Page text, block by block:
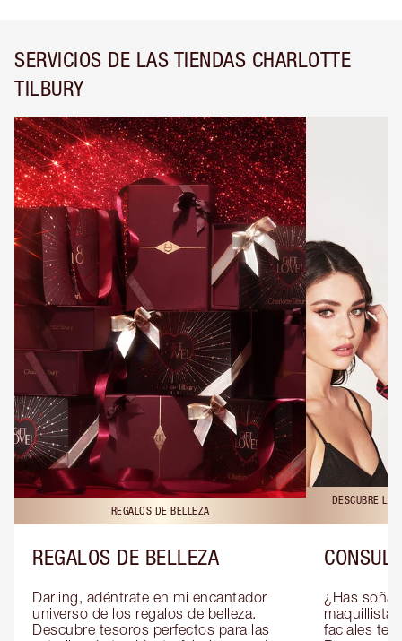
SERVICIOS DE LAS TIENDAS CHARLOTTE
TILBURY
REGALOS DE BELLEZA
REGALOS DE BELLEZA
Darling, adéntrate en mi encantador
universo de los regalos de belleza.
Descubre tesoros perfectos para las
DESCUBRE
¿Has
maquillista
faciales te